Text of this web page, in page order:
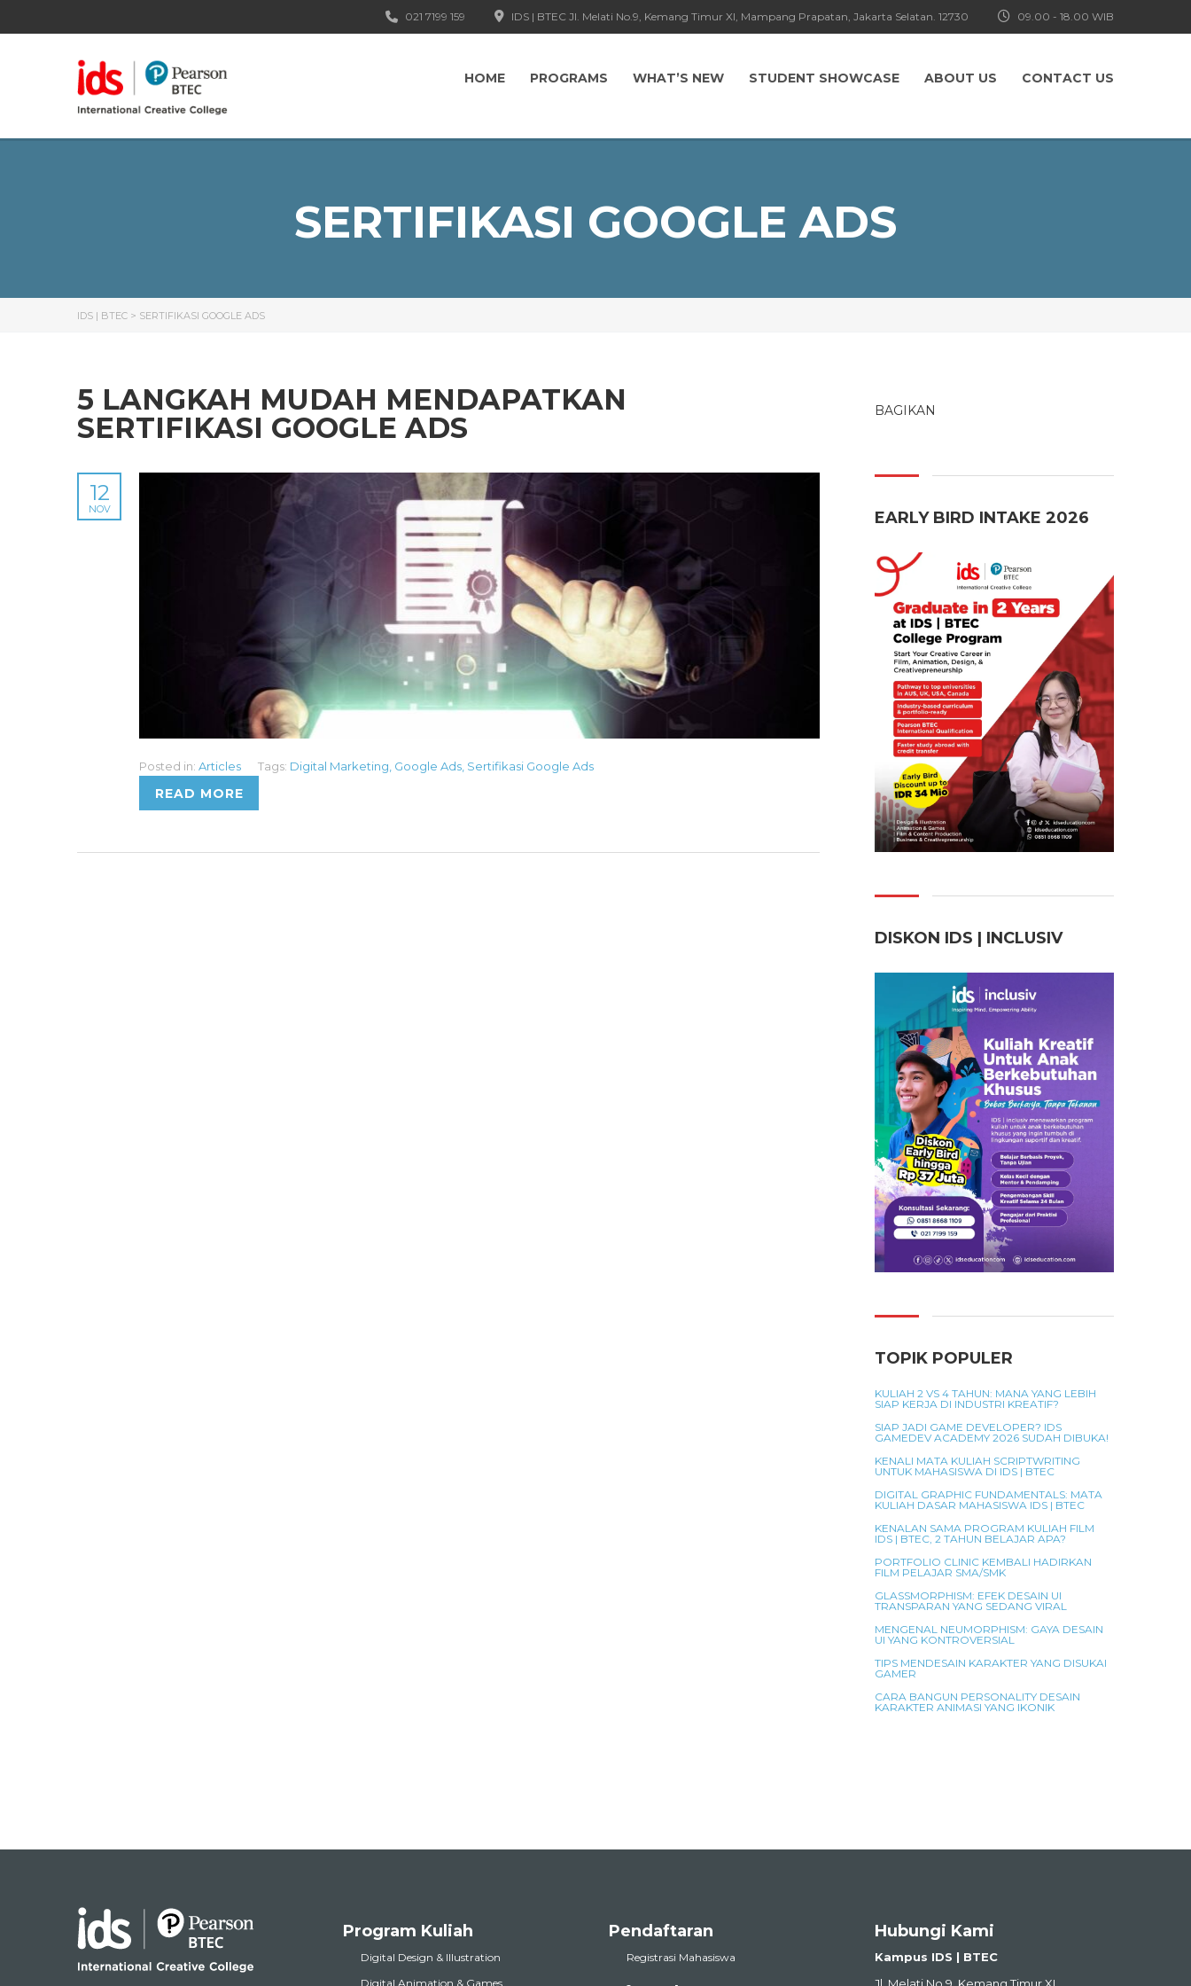
09.00 - 18.00 WIB
IDS | BTEC Jl. Melati No.9, Kemang Timur XI, Mampang Prapatan, Jakarta Selatan. 12730
021 7199 159
HOME PROGRAMS WHAT’S NEW STUDENT SHOWCASE ABOUT US CONTACT US
SERTIFIKASI GOOGLE ADS
IDS | BTEC > SERTIFIKASI GOOGLE ADS
5 LANGKAH MUDAH MENDAPATKAN
SERTIFIKASI GOOGLE ADS
12
NOV
Posted in: Articles Tags: Digital Marketing Google Ads Sertifikasi Google Ads
READ MORE
BAGIKAN
EARLY BIRD INTAKE 2026
DISKON IDS | INCLUSIV
TOPIK POPULER
KULIAH 2 VS 4 TAHUN: MANA YANG LEBIH
SIAP KERJA DI INDUSTRI KREATIF?
SIAP JADI GAME DEVELOPER? IDS
GAMEDEV ACADEMY 2026 SUDAH DIBUKA!
KENALI MATA KULIAH SCRIPTWRITING
UNTUK MAHASISWA DI IDS | BTEC
DIGITAL GRAPHIC FUNDAMENTALS: MATA
KULIAH DASAR MAHASISWA IDS | BTEC
KENALAN SAMA PROGRAM KULIAH FILM
IDS | BTEC, 2 TAHUN BELAJAR APA?
PORTFOLIO CLINIC KEMBALI HADIRKAN
FILM PELAJAR SMA/SMK
GLASSMORPHISM: EFEK DESAIN UI
TRANSPARAN YANG SEDANG VIRAL
MENGENAL NEUMORPHISM: GAYA DESAIN
UI YANG KONTROVERSIAL
TIPS MENDESAIN KARAKTER YANG DISUKAI
GAMER
CARA BANGUN PERSONALITY DESAIN
KARAKTER ANIMASI YANG IKONIK
Program Kuliah
Digital Design & Illustration
Digital Animation & Games
Pendaftaran
Registrasi Mahasiswa
Hubungi Kami
Kampus IDS | BTEC
Jl. Melati No.9, Kemang Timur XI,